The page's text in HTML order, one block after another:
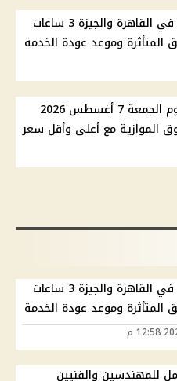
قطع مياه الشرب في القاهرة والجيزة 3 ساعات
المتأثرة وموعد عودة الخدمة
أسعار الدولار اليوم الجمعة 7 أغسطس 2026
الموازية مع أعلى وأقل سعر
قطع مياه الشرب في القاهرة والجيزة 3 ساعات
المتأثرة وموعد عودة الخدمة
للمهندسين والفنيين